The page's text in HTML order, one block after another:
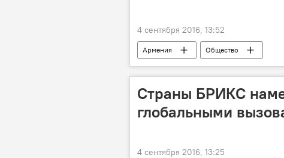
4 сентября 2016, 13:52
Армения Общество
Страны БРИКС
глобальными
4 сентября 2016, 13:25